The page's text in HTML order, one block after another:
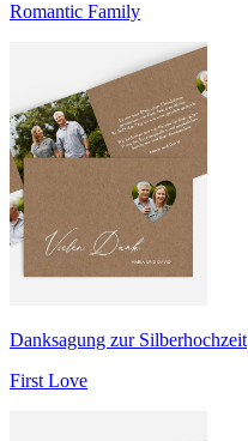
Romantic Family
Danksagung zur Silberhochzeit
First Love